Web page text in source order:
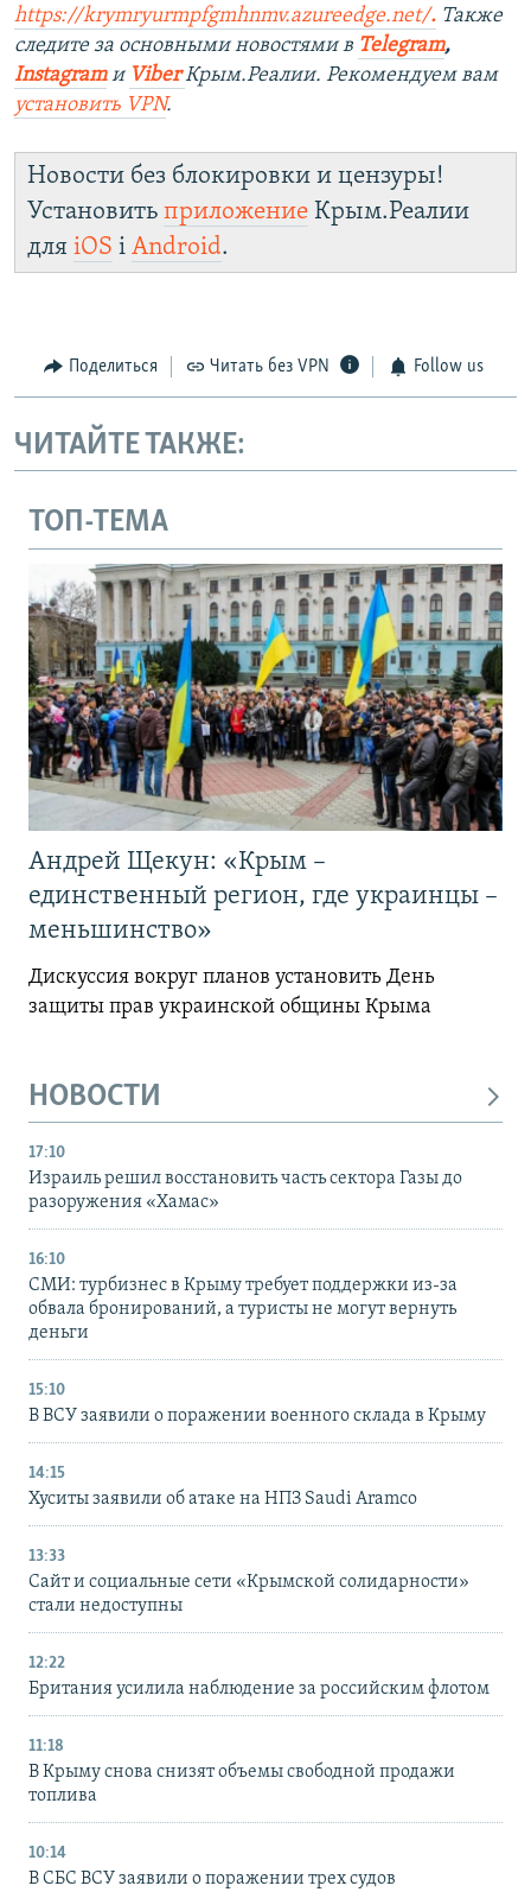
https://krymryurmpfgmhnmv.azureedge.net/. Также
следите за основными новостями в Telegram,
Instagram и ViberКрым.Реалии. Рекомендуем вам
установить VPN.
Новости без блокировки и цензуры!
Установить приложение Крым.Реалии
для iOS і Android.
Поделиться Читать без VPN Follow us
ЧИТАЙТЕ ТАКЖЕ:
ТОП-ТЕМА
Андрей Щекун: «Крым –
единственный регион, где украинцы –
меньшинство»
Дискуссия вокруг планов установить День
защиты прав украинской общины Крыма
НОВОСТИ
17:10
Израиль решил восстановить часть сектора Газы до
разоружения «Хамас»
16:10
СМИ: турбизнес в Крыму требует поддержки из-за
обвала бронирований, а туристы не могут вернуть
деньги
15:10
В ВСУ заявили о поражении военного склада в Крыму
14:15
Хуситы заявили об атаке на НПЗ Saudi Aramco
13:33
Сайт и социальные сети «Крымской солидарности»
стали недоступны
12:22
Британия усилила наблюдение за российским флотом
11:18
В Крыму снова снизят объемы свободной продажи
топлива
10:14
В СБС ВСУ заявили о поражении трех судов